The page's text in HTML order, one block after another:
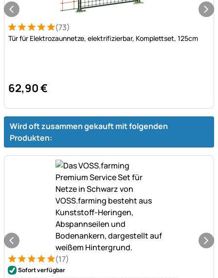
Bewertung: 5 von 5 (73 Bewertungen)
73 Bewertungen
(73)
Tür für Elektrozaunnetze, elektrifizierbar, Komplettset, 125cm
62,90€
Wird oft zusammen gekauft mit folgenden
Produkten:
Bewertung: 5 von 5 (17 Bewertungen)
17 Bewertungen
(17)
Sofort verfügbar